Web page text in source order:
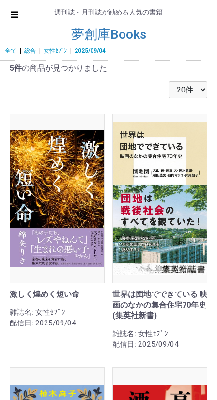
週刊誌・月刊誌が勧める人気の書籍
夢創庫Books
全て 総合 女性ｾﾌﾞﾝ 2025/09/04
5件の商品が見つかりました
激しく煌めく短い命
雑誌名: 女性ｾﾌﾞﾝ
配信日: 2025/09/04
世界は団地でできている 映
画のなかの集合住宅70年史
(集英社新書)
雑誌名: 女性ｾﾌﾞﾝ
配信日: 2025/09/04